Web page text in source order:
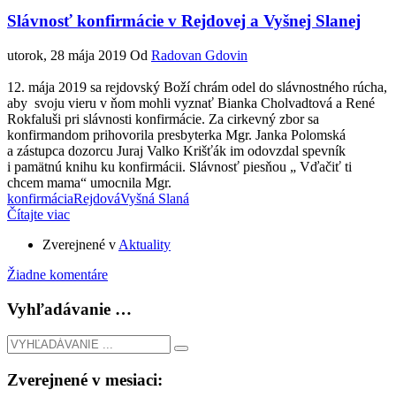
Slávnosť konfirmácie v Rejdovej a Vyšnej Slanej
utorok, 28 mája 2019 Od Radovan Gdovin
12. mája 2019 sa rejdovský Boží chrám odel do slávnostného rúcha,
aby svoju vieru v ňom mohli vyznať Bianka Cholvadtová a René
Rokfaluši pri slávnosti konfirmácie. Za cirkevný zbor sa
konfirmandom prihovorila presbyterka Mgr. Janka Polomská
a zástupca dozorcu Juraj Valko Krišťák im odovzdal spevník
i pamätnú knihu ku konfirmácii. Slávnosť piesňou „ Vďačiť ti
chcem mama“ umocnila Mgr.
konfirmáciaRejdováVyšná Slaná
Čítajte viac
Zverejnené v Aktuality
Žiadne komentáre
Vyhľadávanie …
Zverejnené v mesiaci: